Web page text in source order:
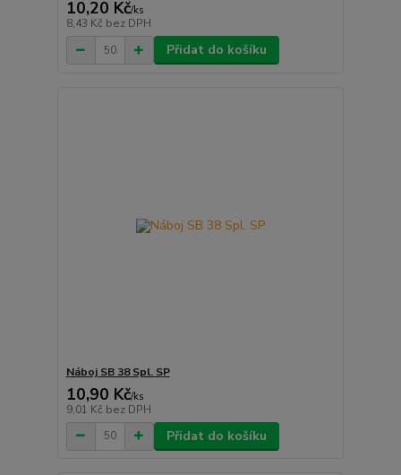
10,20 Kč/ks
8,43 Kč bez DPH
Přidat do košíku
Náboj SB 38 Spl. SP
10,90 Kč/ks
9,01 Kč bez DPH
Přidat do košíku